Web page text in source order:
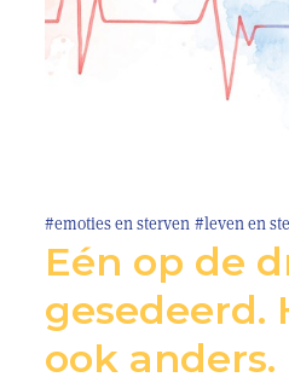
#emoties en sterven #leven en
Eén op de
gesedeerd.
ook anders.